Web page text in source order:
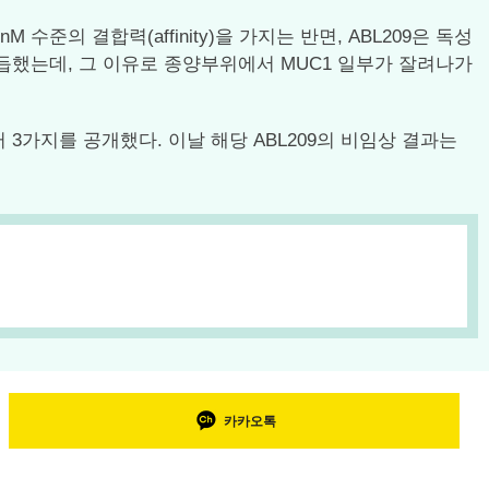
수준의 결합력(affinity)을 가지는 반면, ABL209은 독성
했는데, 그 이유로 종양부위에서 MUC1 일부가 잘려나가
가지를 공개했다. 이날 해당 ABL209의 비임상 결과는
카카오톡